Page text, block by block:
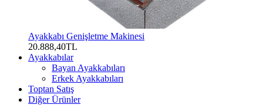
Ayakkabı Genişletme Makinesi
20.888,40TL
Ayakkabılar
Bayan Ayakkabıları
Erkek Ayakkabıları
Toptan Satış
Diğer Ürünler